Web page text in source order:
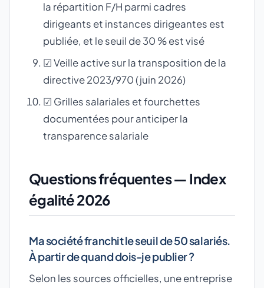
la répartition F/H parmi cadres
dirigeants et instances dirigeantes est
publiée, et le seuil de 30 % est visé
☑ Veille active sur la transposition de la
directive 2023/970 (juin 2026)
☑ Grilles salariales et fourchettes
documentées pour anticiper la
transparence salariale
Questions fréquentes — Index
égalité 2026
Ma société franchit le seuil de 50 salariés.
À partir de quand dois-je publier ?
Selon les sources officielles, une entreprise